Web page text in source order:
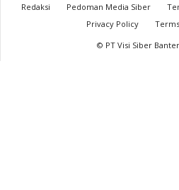
Redaksi Pedoman Media Siber
Privacy Policy
© PT Visi Siber